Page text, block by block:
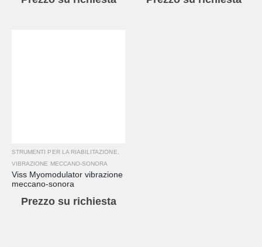
STRUMENTI PER LA RIABILITAZIONE
VIBRAZIONE MECCANO-SONORA
Viss Myomodulator vibrazione
meccano-sonora
Prezzo su richiesta